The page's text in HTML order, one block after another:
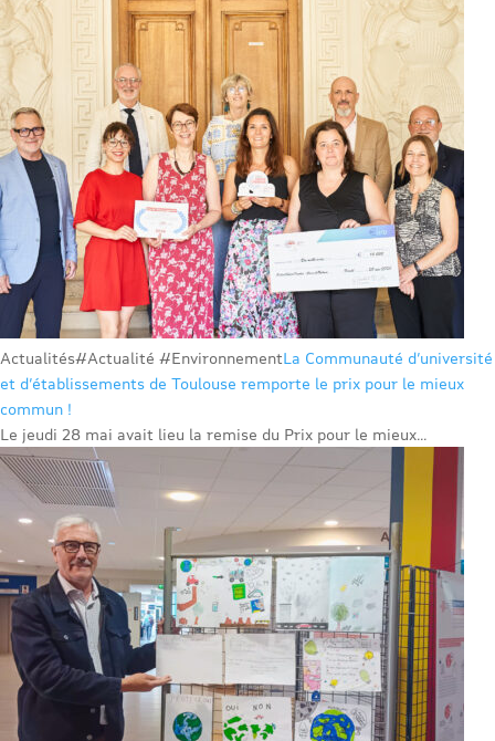
Actualités#Actualité #EnvironnementLa Communauté d’université
et d’établissements de Toulouse remporte le prix pour le mieux
commun !
Le jeudi 28 mai avait lieu la remise du Prix pour le mieux...